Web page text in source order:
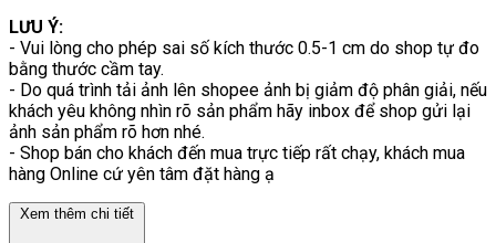
LƯU Ý:
- Vui lòng cho phép sai số kích thước 0.5-1 cm do shop tự đo
bằng thước cầm tay.
- Do quá trình tải ảnh lên shopee ảnh bị giảm độ phân giải, nếu
khách yêu không nhìn rõ sản phẩm hãy inbox để shop gửi lại
ảnh sản phẩm rõ hơn nhé.
- Shop bán cho khách đến mua trực tiếp rất chạy, khách mua
hàng Online cứ yên tâm đặt hàng ạ
Xem thêm chi tiết